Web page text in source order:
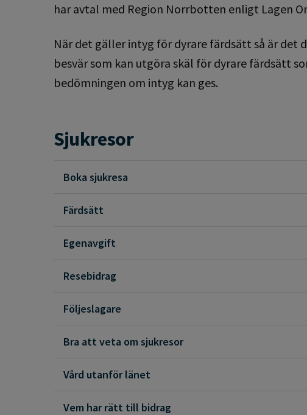
har avtal med Region Norrbotten enligt Lagen
När det gäller intyg för dyrare färdsätt så är
besvär som kan utgöra skäl för dyrare färdsätt
bedömningen om intyg kan ges.
Sjukresor
Boka sjukresa
Färdsätt
Egenavgift
Resebidrag
Följeslagare
Bra att veta om sjukresor
Vård utanför länet
Vem har rätt till bidrag